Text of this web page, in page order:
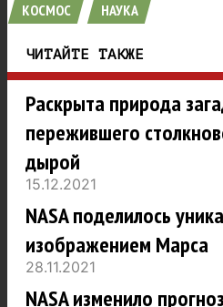
КОСМОС НАУКА
ЧИТАЙТЕ ТАКЖЕ
Раскрыта природа
пережившего
дырой
15.12.2021
NASA поделилось
изображением Марса
28.11.2021
NASA изменило